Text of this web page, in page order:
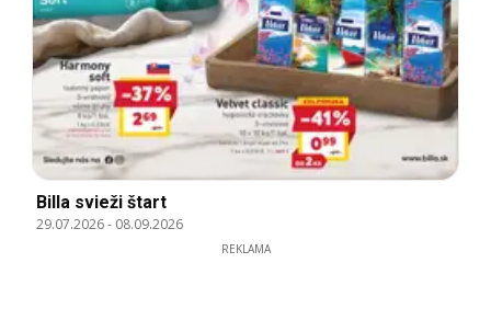
Billa svieži štart
29.07.2026- 08.09.2026
REKLAMA